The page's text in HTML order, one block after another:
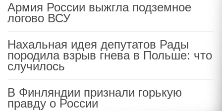
Армия России выжгла подземное
логово ВСУ
Нахальная идея депутатов Рады
породила взрыв гнева в Польше: что
случилось
В Финляндии признали горькую
правду о России